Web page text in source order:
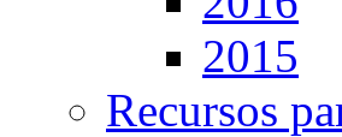
2015
Recursos